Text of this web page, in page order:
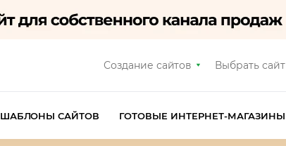
Создание сайтов Выбрать сайт
ШАБЛОНЫ САЙТОВ ГОТОВЫЕ ИНТЕРНЕТ-МАГАЗИНЫ